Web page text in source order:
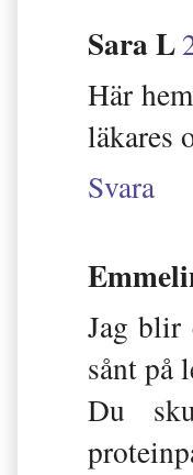
Sara L
Här
läkares
Svara
Jag blir
sånt på
Du